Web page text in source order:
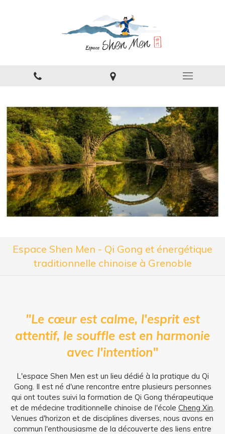
Espace Shen Men - Qi Gong et énergétique
traditionnelle chinoise à Grenoble
"Le cœur est calme, l'esprit est
attentif, le souffle est en harmonie
avec l'intention"
L'espace Shen Men est un lieu dédié à la pratique du Qi
Gong. Il est né d'une rencontre entre plusieurs personnes
qui ont toutes suivi la formation de Qi Gong thérapeutique
et de médecine traditionnelle chinoise de l'école Cheng Xin.
Venues d'horizon et de disciplines diverses, nous avons en
commun l'enthousiasme de la découverte des liens entre